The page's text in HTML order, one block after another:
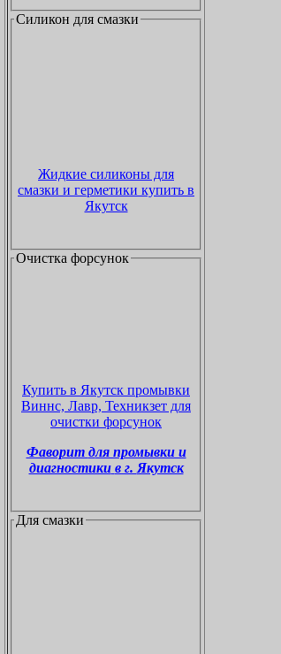
Силикон для смазки
Жидкие силиконы для
смазки и герметики купить в
Якутск
Очистка форсунок
Купить в Якутск промывки
Виннс, Лавр, Техникзет для
очистки форсунок
Фаворит для промывки и
диагностики в г. Якутск
Для смазки